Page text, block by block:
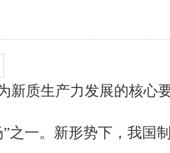
质生产力发展的核心
”之一。新形势下，我国